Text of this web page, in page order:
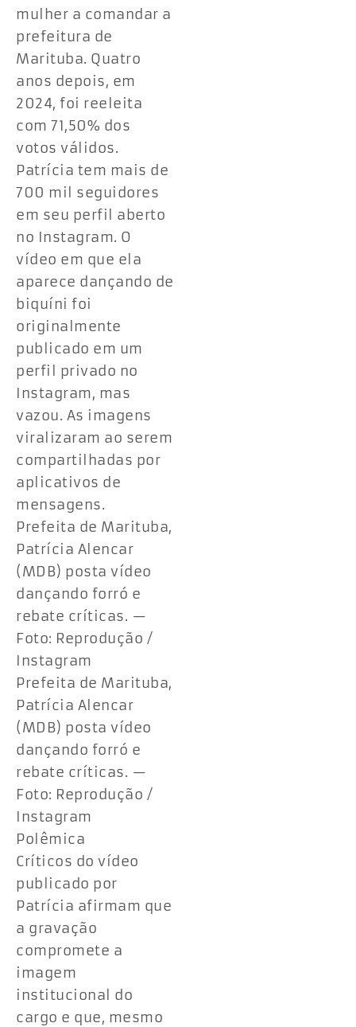
mulher a comandar a
prefeitura de
Marituba. Quatro
anos depois, em
2024, foi reeleita
com 71,50% dos
votos válidos.
Patrícia tem mais de
700 mil seguidores
em seu perfil aberto
no Instagram. O
vídeo em que ela
aparece dançando de
biquíni foi
originalmente
publicado em um
perfil privado no
Instagram, mas
vazou. As imagens
viralizaram ao serem
compartilhadas por
aplicativos de
mensagens.
Prefeita de Marituba,
Patrícia Alencar
(MDB) posta vídeo
dançando forró e
rebate críticas. —
Foto: Reprodução /
Instagram
Prefeita de Marituba,
Patrícia Alencar
(MDB) posta vídeo
dançando forró e
rebate críticas. —
Foto: Reprodução /
Instagram
Polêmica
Críticos do vídeo
publicado por
Patrícia afirmam que
a gravação
compromete a
imagem
institucional do
cargo e que, mesmo